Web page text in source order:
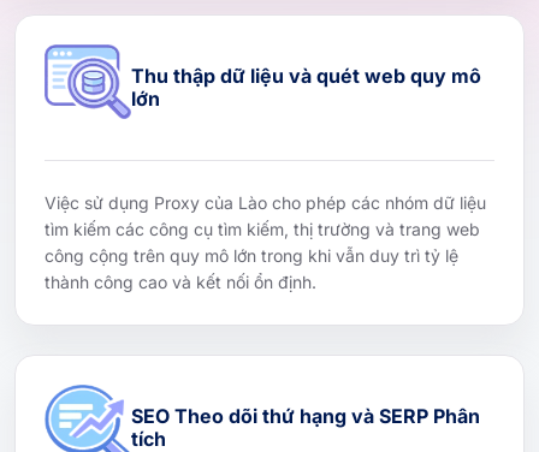
Thu thập dữ liệu và quét web quy mô
lớn
Việc sử dụng Proxy của Lào cho phép các nhóm dữ liệu
tìm kiếm các công cụ tìm kiếm, thị trường và trang web
công cộng trên quy mô lớn trong khi vẫn duy trì tỷ lệ
thành công cao và kết nối ổn định.
SEO Theo dõi thứ hạng và SERP Phân
tích